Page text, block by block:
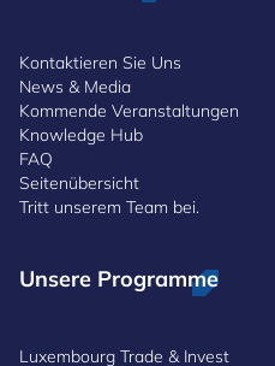
Kontaktieren Sie Uns
News & Media
Kommende Veranstaltungen
Knowledge Hub
FAQ
Seitenübersicht
Tritt unserem Team bei.
Unsere Programme
Luxembourg Trade & Invest